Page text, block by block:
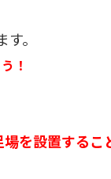
。
！
を設置するこ